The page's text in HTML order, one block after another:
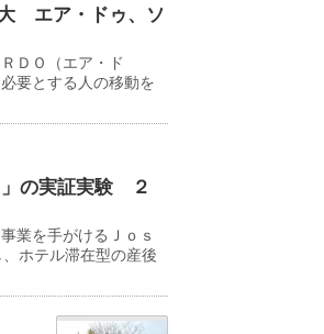
エア・ドゥ、ソ
ＤＯ（エア・ド
要とする人の移動を
」の実証実験 ２
業を手がけるＪｏｓ
ホテル滞在型の産後